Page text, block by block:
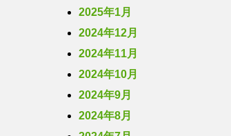
2025年1月
2024年12月
2024年11月
2024年10月
2024年9月
2024年8月